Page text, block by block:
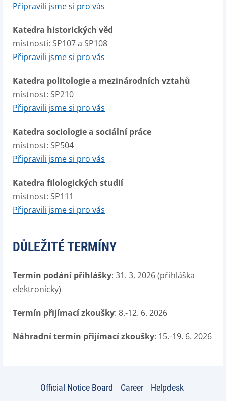
Připravili jsme si pro vás
Katedra historických věd
místnosti: SP107 a SP108
Připravili jsme si pro vás
Katedra politologie a mezinárodních vztahů
místnost: SP210
Připravili jsme si pro vás
Katedra sociologie a sociální práce
místnost: SP504
Připravili jsme si pro vás
Katedra filologických studií
místnost: SP111
Připravili jsme si pro vás
DŮLEŽITÉ TERMÍNY
Termín podání přihlášky: 31. 3. 2026 (přihláška
elektronicky)
Termín přijímací zkoušky: 8.-12. 6. 2026
Náhradní termín přijímací zkoušky: 15.-19. 6. 2026
Official Notice Board Career
Helpdesk